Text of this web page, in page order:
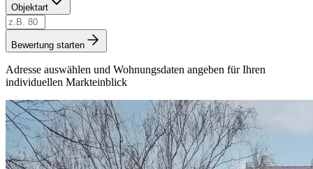
Objektart
Bewertung starten
Adresse auswählen und Wohnungsdaten angeben für Ihren
individuellen Markteinblick